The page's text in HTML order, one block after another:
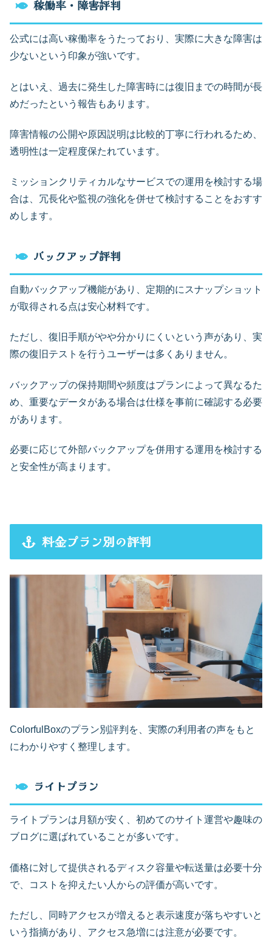
稼働率・障害評判
公式には高い稼働率をうたっており、実際に大きな障害は
少ないという印象が強いです。
とはいえ、過去に発生した障害時には復旧までの時間が長
めだったという報告もあります。
障害情報の公開や原因説明は比較的丁寧に行われるため、
透明性は一定程度保たれています。
ミッションクリティカルなサービスでの運用を検討する場
合は、冗長化や監視の強化を併せて検討することをおすす
めします。
バックアップ評判
自動バックアップ機能があり、定期的にスナップショット
が取得される点は安心材料です。
ただし、復旧手順がやや分かりにくいという声があり、実
際の復旧テストを行うユーザーは多くありません。
バックアップの保持期間や頻度はプランによって異なるた
め、重要なデータがある場合は仕様を事前に確認する必要
があります。
必要に応じて外部バックアップを併用する運用を検討する
と安全性が高まります。
料金プラン別の評判
ColorfulBoxのプラン別評判を、実際の利用者の声をもと
にわかりやすく整理します。
ライトプラン
ライトプランは月額が安く、初めてのサイト運営や趣味の
ブログに選ばれていることが多いです。
価格に対して提供されるディスク容量や転送量は必要十分
で、コストを抑えたい人からの評価が高いです。
ただし、同時アクセスが増えると表示速度が落ちやすいと
いう指摘があり、アクセス急増には注意が必要です。